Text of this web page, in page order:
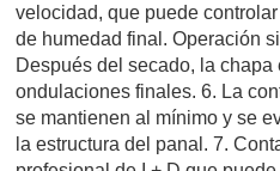
velocidad, que puede
de humedad final. Operación
Después del secado, la
ondulaciones finales. 6. La
se mantienen al mínimo y se
la estructura del panal. 7.